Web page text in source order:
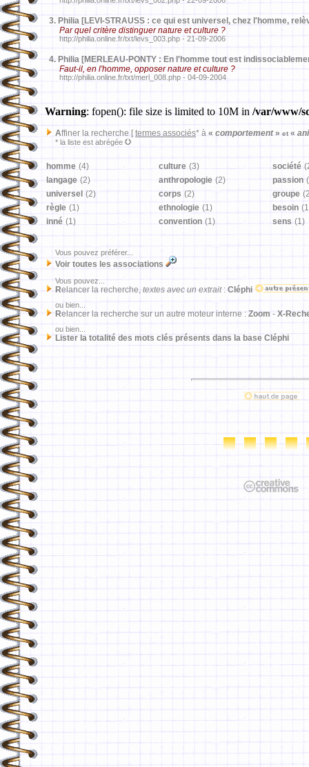
3. Philia [LEVI-STRAUSS : ce qui est universel, chez l'homme,
Par quel critère distinguer nature et culture ?
http://philia.online.fr/txt/levs_003.php - 21-09-2006
4. Philia [MERLEAU-PONTY : En l'homme tout est
Faut-il, en l'homme, opposer nature et culture ?
http://philia.online.fr/txt/merl_008.php - 04-09-2004
Warning: fopen(): file size is limited to 10M in /var/www/
Affiner la recherche [ termes associés* à « comportement» et «
* la liste est abrégée
homme (4) culture (3) société
langage (2) anthropologie (2) passion
universel (2) corps (2) groupe
règle (1) ethnologie (1) besoin
inné (1) convention (1) sens (1)
Vous pouvez préférer...
Voir toutes les associations
Vous pouvez...
Relancer la recherche, textes avec un extrait: Cléphi
ou bien...
Relancer la recherche sur un autre moteur interne : Zoom - X-
ou bien...
Lister la totalité des mots clés présents dans la base Cléphi